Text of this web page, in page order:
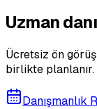
Uzman
Ücretsiz ön
birlikte planlanır.
Danışmanlık